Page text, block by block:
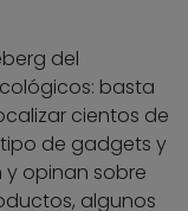
del
basta
cientos de
de gadgets y
opinan sobre
algunos